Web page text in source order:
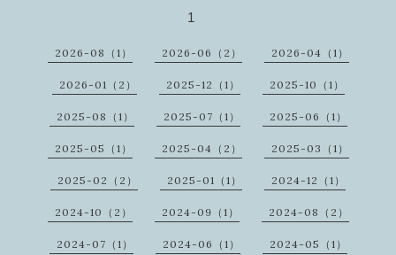
1
2026-08（1） 2026-06（2） 2026-04（1）
2026-01（2） 2025-12（1） 2025-10（1）
2025-08（1） 2025-07（1） 2025-06（1）
2025-05（1） 2025-04（2） 2025-03（1）
2025-02（2） 2025-01（1） 2024-12（1）
2024-10（2） 2024-09（1） 2024-08（2）
2024-07（1） 2024-06（1） 2024-05（1）